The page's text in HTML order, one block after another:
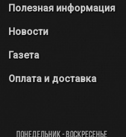
Полезная информация
Новости
Газета
Оплата и доставка